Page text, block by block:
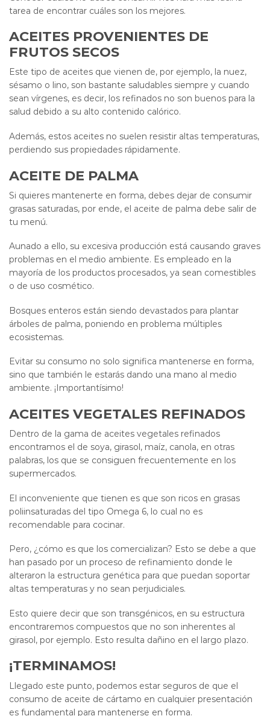
tarea de encontrar cuáles son los mejores.
ACEITES PROVENIENTES DE
FRUTOS SECOS
Este tipo de aceites que vienen de, por ejemplo, la nuez,
sésamo o lino, son bastante saludables siempre y cuando
sean vírgenes, es decir, los refinados no son buenos para la
salud debido a su alto contenido calórico.
Además, estos aceites no suelen resistir altas temperaturas,
perdiendo sus propiedades rápidamente.
ACEITE DE PALMA
Si quieres mantenerte en forma, debes dejar de consumir
grasas saturadas, por ende, el aceite de palma debe salir de
tu menú.
Aunado a ello, su excesiva producción está causando graves
problemas en el medio ambiente. Es empleado en la
mayoría de los productos procesados, ya sean comestibles
o de uso cosmético.
Bosques enteros están siendo devastados para plantar
árboles de palma, poniendo en problema múltiples
ecosistemas.
Evitar su consumo no solo significa mantenerse en forma,
sino que también le estarás dando una mano al medio
ambiente. ¡Importantísimo!
ACEITES VEGETALES REFINADOS
Dentro de la gama de aceites vegetales refinados
encontramos el de soya, girasol, maíz, canola, en otras
palabras, los que se consiguen frecuentemente en los
supermercados.
El inconveniente que tienen es que son ricos en grasas
poliinsaturadas del tipo Omega 6, lo cual no es
recomendable para cocinar.
Pero, ¿cómo es que los comercializan? Esto se debe a que
han pasado por un proceso de refinamiento donde le
alteraron la estructura genética para que puedan soportar
altas temperaturas y no sean perjudiciales.
Esto quiere decir que son transgénicos, en su estructura
encontraremos compuestos que no son inherentes al
girasol, por ejemplo. Esto resulta dañino en el largo plazo.
¡TERMINAMOS!
Llegado este punto, podemos estar seguros de que el
consumo de aceite de cártamo en cualquier presentación
es fundamental para mantenerse en forma.